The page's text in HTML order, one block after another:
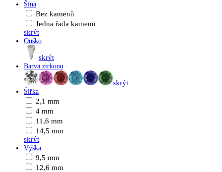
Šína
Bez kamenů
Jedna řada kamenů
skrýt
Ouško
skrýt
Barva zirkonu
skrýt
Šířka
2,1 mm
4 mm
11,6 mm
14,5 mm
skrýt
Výška
9,5 mm
12,6 mm